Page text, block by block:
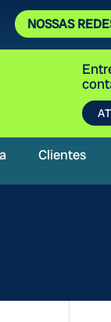
NOSSAS
Clientes